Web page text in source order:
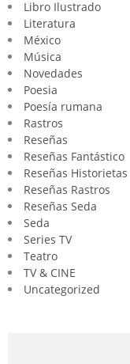
Libro Ilustrado
Literatura
México
Música
Novedades
Poesia
Poesía rumana
Rastros
Reseñas
Reseñas Fantástico
Reseñas Historietas
Reseñas Rastros
Reseñas Seda
Seda
Series TV
Teatro
TV & CINE
Uncategorized